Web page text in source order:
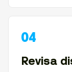
Revisa